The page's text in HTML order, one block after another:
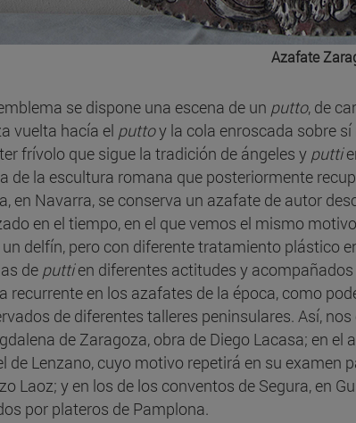
Azafate
se dispone una escena de un putto, de
vuelta hacía el puttoy la cola enroscada sobre
frívolo que sigue la tradición de ángeles y putti
de la escultura romana que posteriormente
en Navarra, se conserva un azafate de autor
en el tiempo, en el que vemos el mismo
delfín, pero con diferente tratamiento plástico
de puttien diferentes actitudes y
recurrente en los azafates de la época, como
de diferentes talleres peninsulares. Así,
de Zaragoza, obra de Diego Lacasa; en
de Lenzano, cuyo motivo repetirá en su examen
Laoz; y en los de los conventos de Segura, en
por plateros de Pamplona.